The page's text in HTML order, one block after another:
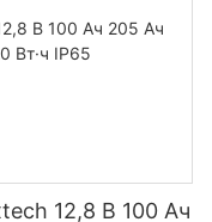
12,8 В 100 Ач